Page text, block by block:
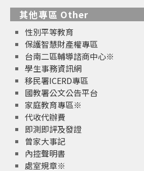
其他專區 Other
性別平等教育
保護智慧財產權專區
台南二區輔導諮商中心※
學生事務資訊網
移民署ICERD專區
國教署公文公告平台
家庭教育專區※
代收代辦費
即測即評及發證
曾家大事記
內控聲明書
處室規章※